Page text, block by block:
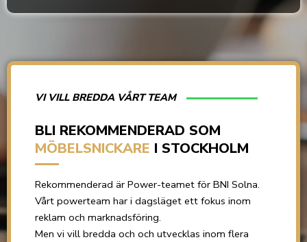
VI VILL BREDDA VÅRT TEAM
BLI REKOMMENDERAD SOM
MÖBELSNICKARE I STOCKHOLM
Rekommenderad är Power-teamet för BNI Solna.
Vårt powerteam har i dagsläget ett fokus inom
reklam och marknadsföring.
Men vi vill bredda och och utvecklas inom flera